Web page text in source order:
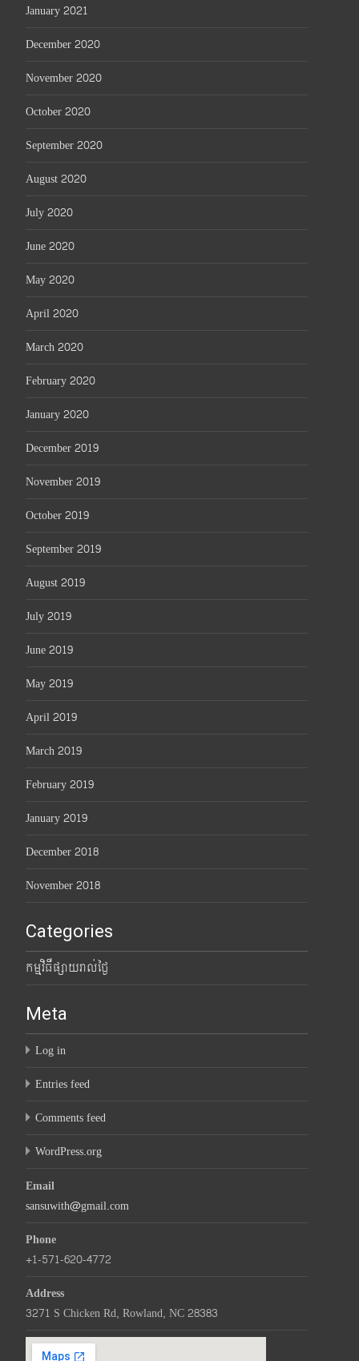
January 2021
December 2020
November 2020
October 2020
September 2020
August 2020
July 2020
June 2020
May 2020
April 2020
March 2020
February 2020
January 2020
December 2019
November 2019
October 2019
September 2019
August 2019
July 2019
June 2019
May 2019
April 2019
March 2019
February 2019
January 2019
December 2018
November 2018
Categories
កម្មវិធីផ្សាយរាល់ថ្ងៃ
Meta
Log in
Entries feed
Comments feed
WordPress.org
Email
sansuwith@gmail.com
Phone
+1-571-620-4772
Address
3271 S Chicken Rd, Rowland, NC 28383